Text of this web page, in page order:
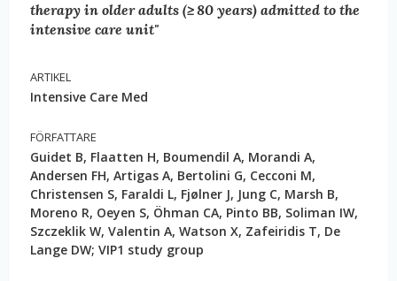
therapy in older adults (≥ 80 years) admitted to the
intensive care unit"
ARTIKEL
Intensive Care Med
FÖRFATTARE
Guidet B, Flaatten H, Boumendil A, Morandi A,
Andersen FH, Artigas A, Bertolini G, Cecconi M,
Christensen S, Faraldi L, Fjølner J, Jung C, Marsh B,
Moreno R, Oeyen S, Öhman CA, Pinto BB, Soliman IW,
Szczeklik W, Valentin A, Watson X, Zafeiridis T, De
Lange DW; VIP1 study group